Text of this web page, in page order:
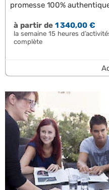
promesse 100%
à partir de1 340,00 €
la semaine 15 heures
complète